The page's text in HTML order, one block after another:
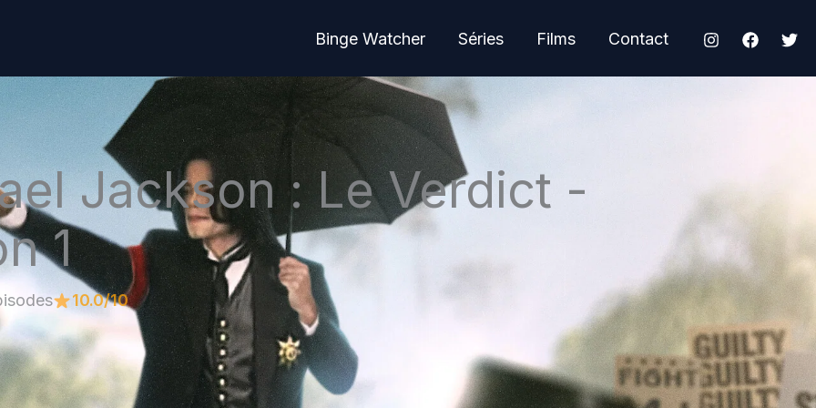
Binge Watcher Séries Films Contact
Jackson : Le Verdict -
1
10.0/10